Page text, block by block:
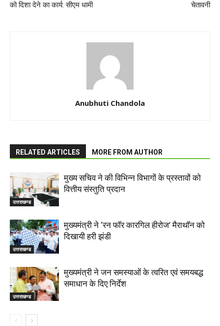
को दिशा देने का कार्य: सीएम धामी
चेतावनी
Anubhuti Chandola
RELATED ARTICLES MORE FROM AUTHOR
उत्तराखण्ड
मुख्य सचिव ने की विभिन्न विभागों के प्रस्तावों को
वित्तीय संस्तुति प्रदान
उत्तराखण्ड
मुख्यमंत्री ने ‘रन फॉर कारगिल हीरोज’ मैराथॉन को
दिखायी हरी झंडी
उत्तराखण्ड
मुख्यमंत्री ने जन समस्याओं के त्वरित एवं समयबद्ध
समाधान के दिए निर्देश